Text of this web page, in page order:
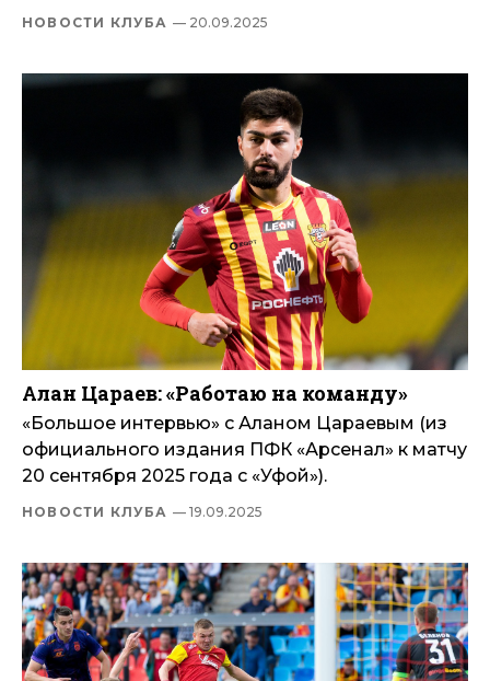
НОВОСТИ КЛУБА — 20.09.2025
Алан Цараев: «Работаю на команду»
«Большое интервью» с Аланом Цараевым (из
официального издания ПФК «Арсенал» к матчу
20 сентября 2025 года с «Уфой»).
НОВОСТИ КЛУБА — 19.09.2025